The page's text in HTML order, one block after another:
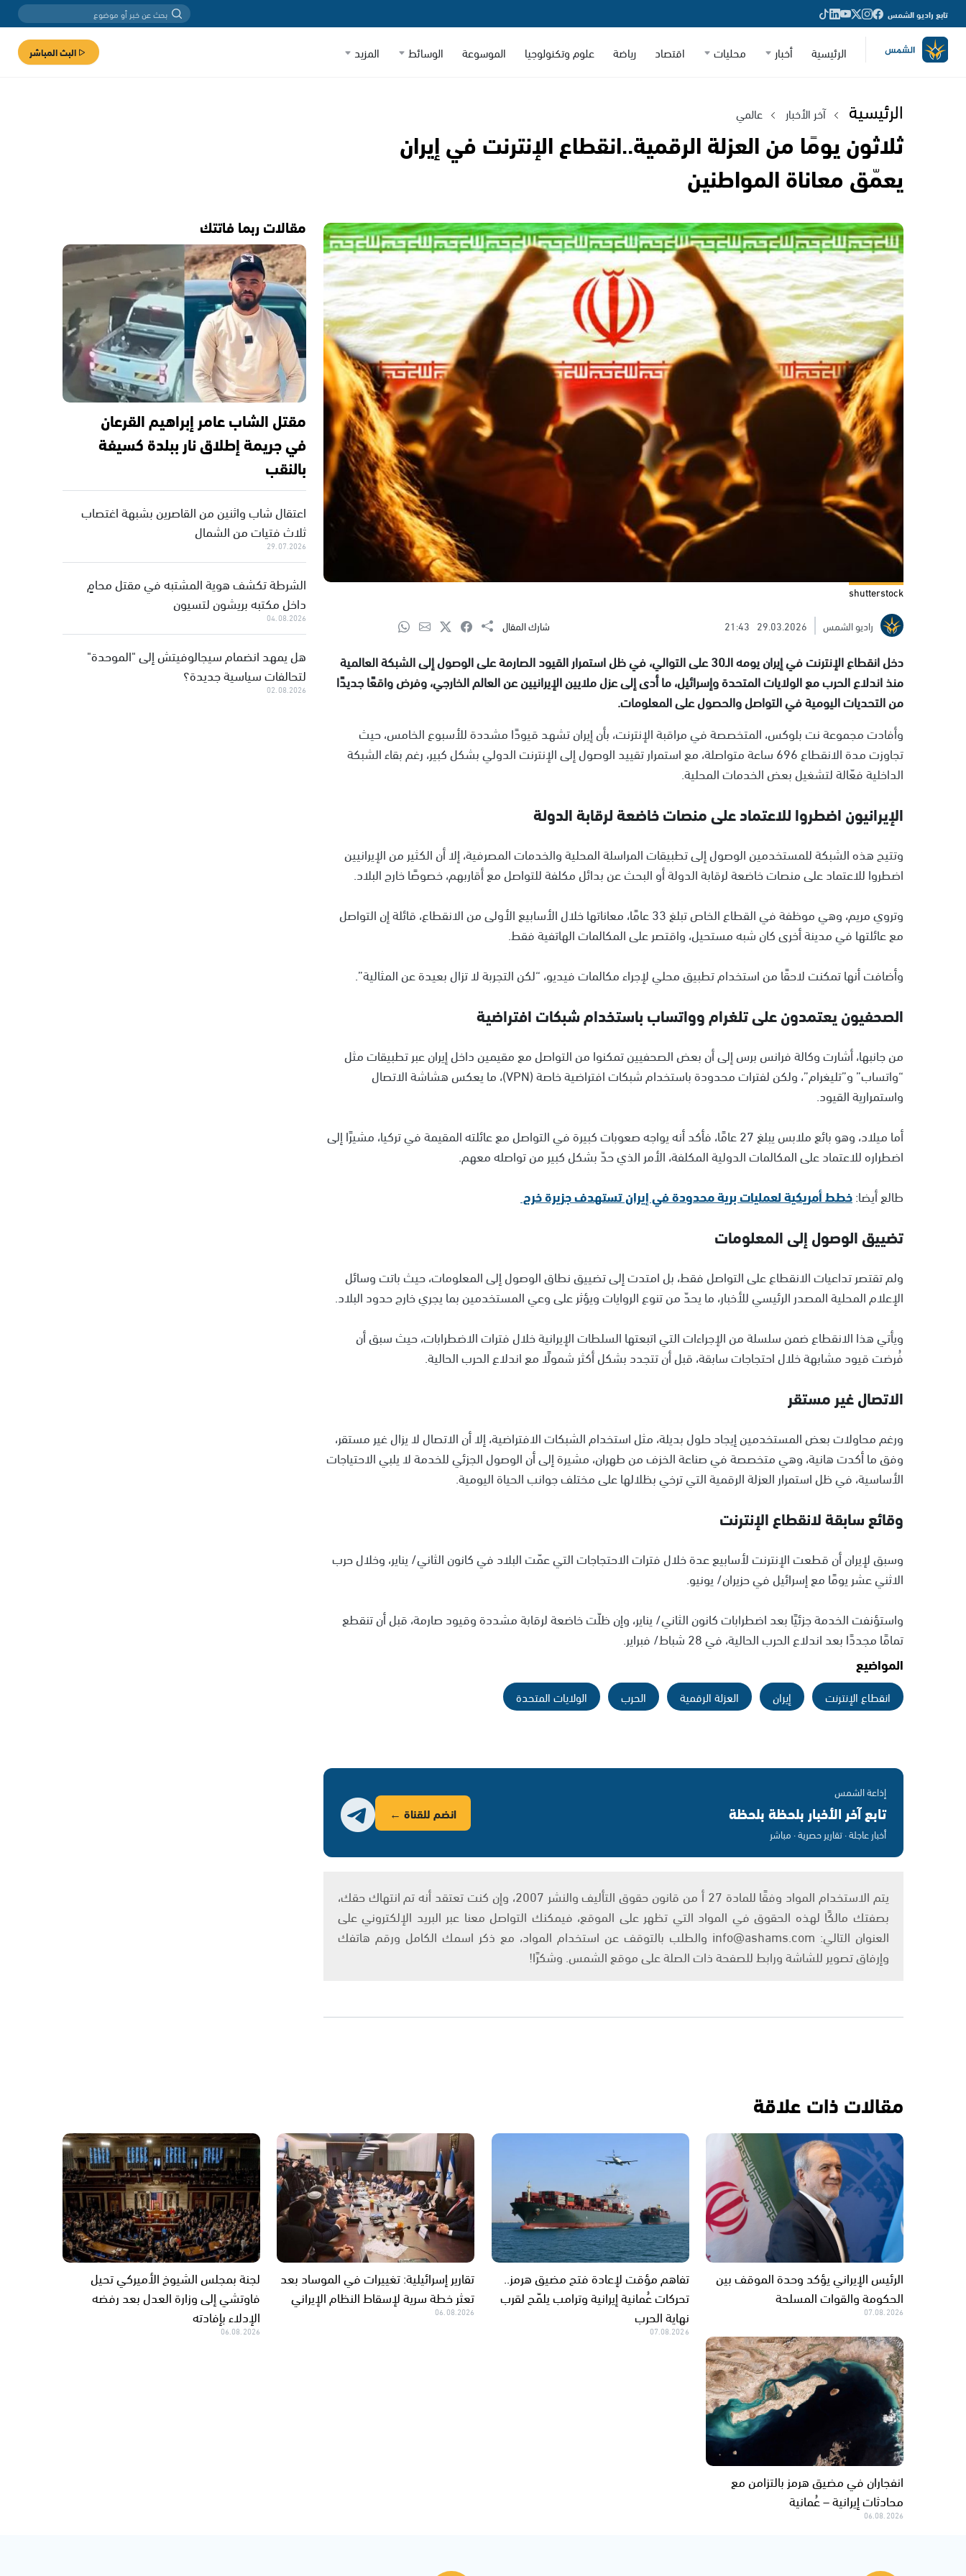
تابع راديو الشمس
الرئيسية أخبار محليات اقتصاد رياضة علوم وتكنولوجيا الموسوعة الوسائط المزيد البث المباشر
الرئيسية آخر الأخبار عالمي
ثلاثون يومًا من العزلة الرقمية..انقطاع الإنترنت في إيران
يعمّق معاناة المواطنين
shutterstock
راديو الشمس
29.03.2026
21:43 شارك المقال
دخل انقطاع الإنترنت في إيران يومه الـ30 على التوالي، في ظل استمرار القيود الصارمة على الوصول إلى الشبكة العالمية
منذ اندلاع الحرب مع الولايات المتحدة وإسرائيل، ما أدى إلى عزل ملايين الإيرانيين عن العالم الخارجي، وفرض واقعًا جديدًا
من التحديات اليومية في التواصل والحصول على المعلومات.
وأفادت مجموعة نت بلوكس، المتخصصة في مراقبة الإنترنت، بأن إيران تشهد قيودًا مشددة للأسبوع الخامس، حيث
تجاوزت مدة الانقطاع 696 ساعة متواصلة، مع استمرار تقييد الوصول إلى الإنترنت الدولي بشكل كبير، رغم بقاء الشبكة
الداخلية فعّالة لتشغيل بعض الخدمات المحلية.
الإيرانيون اضطروا للاعتماد على منصات خاضعة لرقابة الدولة
وتتيح هذه الشبكة للمستخدمين الوصول إلى تطبيقات المراسلة المحلية والخدمات المصرفية، إلا أن الكثير من الإيرانيين
اضطروا للاعتماد على منصات خاضعة لرقابة الدولة أو البحث عن بدائل مكلفة للتواصل مع أقاربهم، خصوصًا خارج البلاد.
وتروي مريم، وهي موظفة في القطاع الخاص تبلغ 33 عامًا، معاناتها خلال الأسابيع الأولى من الانقطاع، قائلة إن التواصل
مع عائلتها في مدينة أخرى كان شبه مستحيل، واقتصر على المكالمات الهاتفية فقط.
وأضافت أنها تمكنت لاحقًا من استخدام تطبيق محلي لإجراء مكالمات فيديو، “لكن التجربة لا تزال بعيدة عن المثالية”.
الصحفيون يعتمدون على تلغرام وواتساب باستخدام شبكات افتراضية
من جانبها، أشارت وكالة فرانس برس إلى أن بعض الصحفيين تمكنوا من التواصل مع مقيمين داخل إيران عبر تطبيقات مثل
“واتساب” و”تليغرام”، ولكن لفترات محدودة باستخدام شبكات افتراضية خاصة (VPN)، ما يعكس هشاشة الاتصال
واستمرارية القيود.
أما ميلاد، وهو بائع ملابس يبلغ 27 عامًا، فأكد أنه يواجه صعوبات كبيرة في التواصل مع عائلته المقيمة في تركيا، مشيرًا إلى
اضطراره للاعتماد على المكالمات الدولية المكلفة، الأمر الذي حدّ بشكل كبير من تواصله معهم.
طالع أيضا:خطط أمريكية لعمليات برية محدودة في إيران تستهدف جزيرة خرج
تضييق الوصول إلى المعلومات
ولم تقتصر تداعيات الانقطاع على التواصل فقط، بل امتدت إلى تضييق نطاق الوصول إلى المعلومات، حيث باتت وسائل
الإعلام المحلية المصدر الرئيسي للأخبار، ما يحدّ من تنوع الروايات ويؤثر على وعي المستخدمين بما يجري خارج حدود البلاد.
ويأتي هذا الانقطاع ضمن سلسلة من الإجراءات التي اتبعتها السلطات الإيرانية خلال فترات الاضطرابات، حيث سبق أن
فُرضت قيود مشابهة خلال احتجاجات سابقة، قبل أن تتجدد بشكل أكثر شمولًا مع اندلاع الحرب الحالية.
الاتصال غير مستقر
ورغم محاولات بعض المستخدمين إيجاد حلول بديلة، مثل استخدام الشبكات الافتراضية، إلا أن الاتصال لا يزال غير مستقر،
وفق ما أكدت هانية، وهي متخصصة في صناعة الخزف من طهران، مشيرة إلى أن الوصول الجزئي للخدمة لا يلبي الاحتياجات
الأساسية، في ظل استمرار العزلة الرقمية التي ترخي بظلالها على مختلف جوانب الحياة اليومية.
وقائع سابقة لانقطاع الإنترنت
وسبق لإيران أن قطعت الإنترنت لأسابيع عدة خلال فترات الاحتجاجات التي عمّت البلاد في كانون الثاني/ يناير، وخلال حرب
الاثني عشر يومًا مع إسرائيل في حزيران/ يونيو.
واستؤنفت الخدمة جزئيًا بعد اضطرابات كانون الثاني/ يناير، وإن ظلّت خاضعة لرقابة مشددة وقيود صارمة، قبل أن تنقطع
تمامًا مجددًا بعد اندلاع الحرب الحالية، في 28 شباط/ فبراير.
المواضيع
انقطاع الإنترنت إيران العزلة الرقمية الحرب الولايات المتحدة
إذاعة الشمس
تابع آخر الأخبار بلحظة بلحظة
أخبار عاجلة · تقارير حصرية · مباشر
انضم للقناة ←
يتم الاستخدام المواد وفقًا للمادة 27 أ من قانون حقوق التأليف والنشر 2007، وإن كنت تعتقد أنه تم انتهاك حقك،
بصفتك مالكًا لهذه الحقوق في المواد التي تظهر على الموقع، فيمكنك التواصل معنا عبر البريد الإلكتروني على
العنوان التالي: info@ashams.com والطلب بالتوقف عن استخدام المواد، مع ذكر اسمك الكامل ورقم هاتفك
وإرفاق تصوير للشاشة ورابط للصفحة ذات الصلة على موقع الشمس. وشكرًا!
مقالات ربما فاتتك
مقتل الشاب عامر إبراهيم القرعان
في جريمة إطلاق نار ببلدة كسيفة
بالنقب
اعتقال شاب واثنين من القاصرين بشبهة اغتصاب
ثلاث فتيات من الشمال
29.07.2026
الشرطة تكشف هوية المشتبه في مقتل محامٍ
داخل مكتبه بريشون لتسيون
04.08.2026
هل يمهد انضمام سيجالوفيتش إلى "الموحدة"
لتحالفات سياسية جديدة؟
02.08.2026
مقالات ذات علاقة
الرئيس الإيراني يؤكد وحدة الموقف بين
الحكومة والقوات المسلحة
07.08.2026
تفاهم مؤقت لإعادة فتح مضيق هرمز..
تحركات عُمانية إيرانية وترامب يلمّح لقرب
نهاية الحرب
07.08.2026
تقارير إسرائيلية: تغييرات في الموساد بعد
تعثر خطة سرية لإسقاط النظام الإيراني
06.08.2026
لجنة بمجلس الشيوخ الأميركي تحيل
فاوتشي إلى وزارة العدل بعد رفضه
الإدلاء بإفادته
06.08.2026
انفجاران في مضيق هرمز بالتزامن مع
محادثات إيرانية – عُمانية
06.08.2026